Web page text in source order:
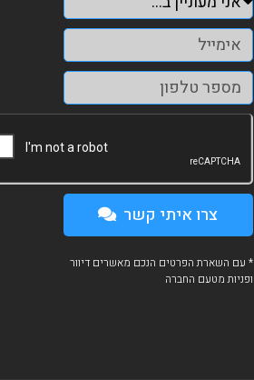
צרו איתי קשר
* עם השארת הפרטים הנכם מאשרים דיוור
ופניות מטעם החברה